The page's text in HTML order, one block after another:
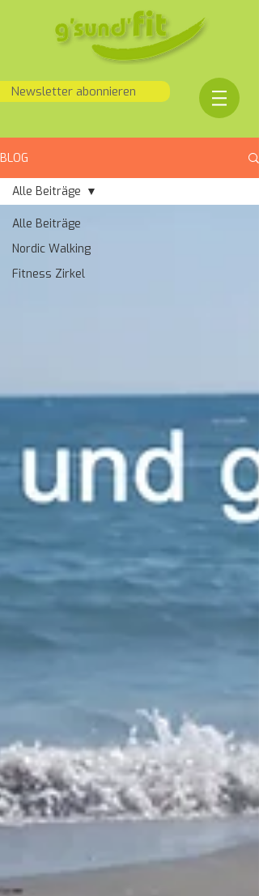
Newsletter abonnieren
BLOG
Alle Beiträge
Nordic Walking
Fitness Zirkel
Alle Beiträge